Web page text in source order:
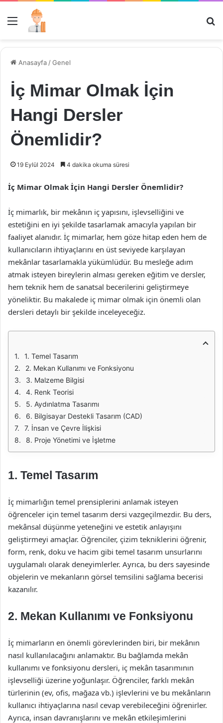
Menü
Anasayfa /Genel
İç Mimar Olmak İçin
Hangi Dersler
Önemlidir?
19 Eylül 2024 4 dakika okuma süresi
İç Mimar Olmak İçin Hangi Dersler Önemlidir?
İç mimarlık, bir mekânın iç yapısını, işlevselliğini ve
estetiğini en iyi şekilde tasarlamak amacıyla yapılan bir
faaliyet alanıdır. İç mimarlar, hem göze hitap eden hem de
kullanıcıların ihtiyaçlarını en üst seviyede karşılayan
mekânlar tasarlamakla yükümlüdür. Bu mesleğe adım
atmak isteyen bireylerin alması gereken eğitim ve dersler,
hem teknik hem de sanatsal becerilerini geliştirmeye
yöneliktir. Bu makalede iç mimar olmak için önemli olan
dersleri detaylı bir şekilde inceleyeceğiz.
1. Temel Tasarım
2. Mekan Kullanımı ve Fonksiyonu
3. Malzeme Bilgisi
4. Renk Teorisi
5. Aydınlatma Tasarımı
6. Bilgisayar Destekli Tasarım (CAD)
7. İnsan ve Çevre İlişkisi
8. Proje Yönetimi ve İşletme
1. Temel Tasarım
İç mimarlığın temel prensiplerini anlamak isteyen
öğrenceler için temel tasarım dersi vazgeçilmezdir. Bu ders,
mekânsal düşünme yeteneğini ve estetik anlayışını
geliştirmeyi amaçlar. Öğrenciler, çizim tekniklerini öğrenir,
form, renk, doku ve hacim gibi temel tasarım unsurlarını
uygulamalı olarak deneyimlerler. Ayrıca, bu ders sayesinde
objelerin ve mekanların görsel temsilini sağlama becerisi
kazanılır.
2. Mekan Kullanımı ve Fonksiyonu
İç mimarların en önemli görevlerinden biri, bir mekânın
nasıl kullanılacağını anlamaktır. Bu bağlamda mekân
kullanımı ve fonksiyonu dersleri, iç mekân tasarımının
işlevselliği üzerine yoğunlaşır. Öğrenciler, farklı mekân
türlerinin (ev, ofis, mağaza vb.) işlevlerini ve bu mekânların
kullanıcı ihtiyaçlarına nasıl cevap verebileceğini öğrenirler.
Ayrıca, insan davranışlarını ve mekân etkileşimlerini